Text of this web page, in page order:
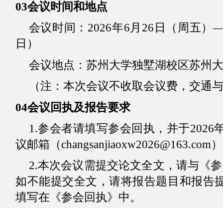
03会议时间和地点
会议时间： 2026年6月26日（周五）
日）
会议地点：苏州大学独墅湖校区苏州
（注：本次会议不收取会议费，交通
04会议回执及报告要求
1.参会者请填写参会回执，并于2026
议邮箱（changsanjiaoxw2026@163.com
2.本次会议需提交论文全文，请与《
如不能提交全文，请将报告题目和报告
填写在《参会回执》中。